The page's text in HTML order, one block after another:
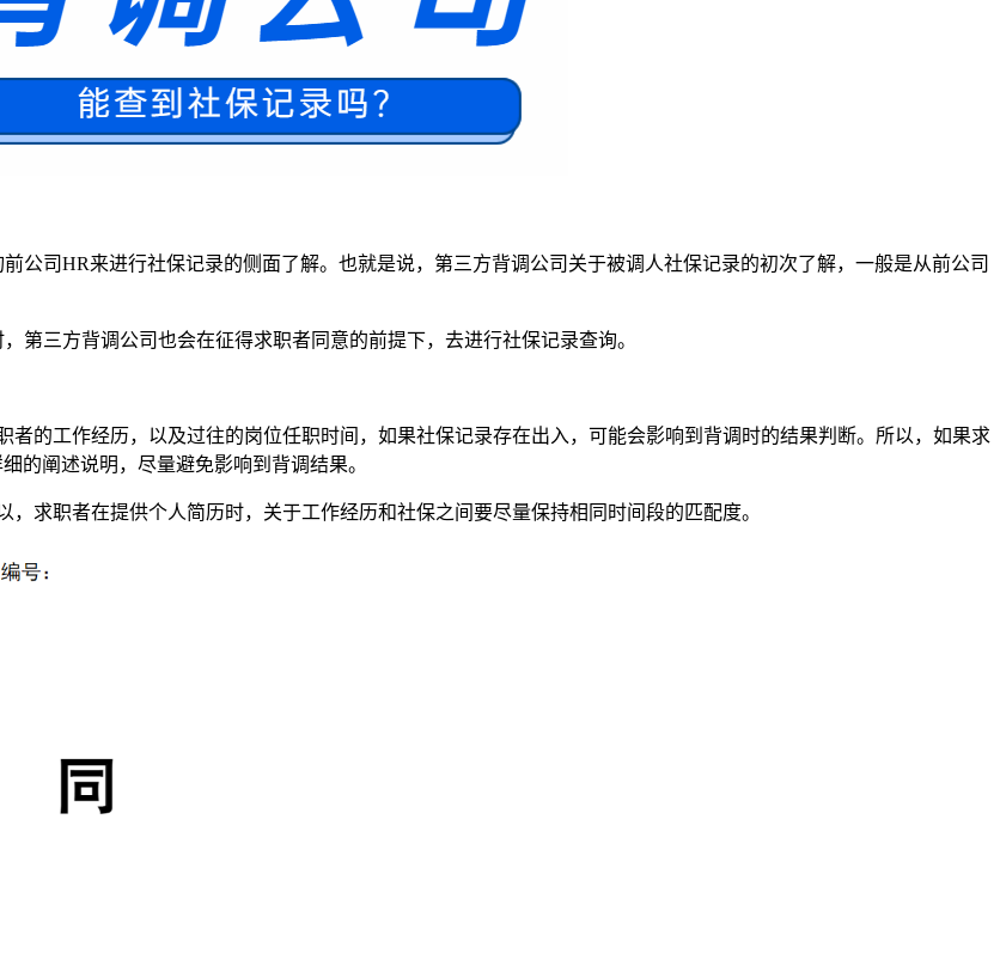
公司HR来进行社保记录的侧面了解。也就是说，第三方背调公司关于被调人社保记录的初次了解，一般是从前公司
第三方背调公司也会在征得求职者同意的前提下，去进行社保记录查询。
的工作经历，以及过往的岗位任职时间，如果社保记录存在出入，可能会影响到背调时的结果判断。所以，如果求
的阐述说明，尽量避免影响到背调结果。
求职者在提供个人简历时，关于工作经历和社保之间要尽量保持相同时间段的匹配度。